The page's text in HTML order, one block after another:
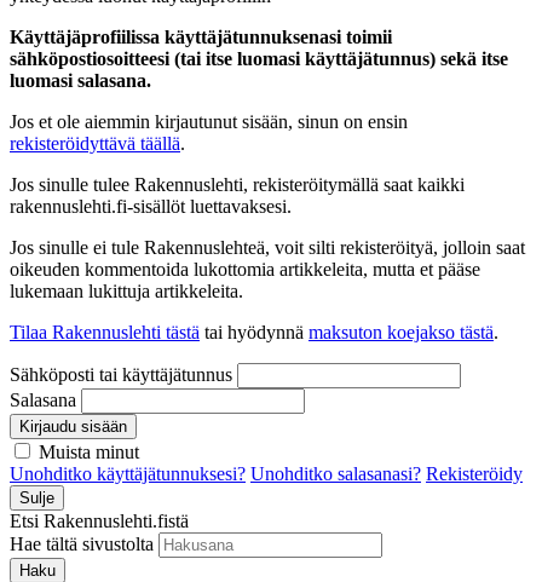
Käyttäjäprofiilissa käyttäjätunnuksenasi toimii
sähköpostiosoitteesi (tai itse luomasi käyttäjätunnus) sekä itse
luomasi salasana.
Jos et ole aiemmin kirjautunut sisään, sinun on ensin
rekisteröidyttävä täällä.
Jos sinulle tulee Rakennuslehti, rekisteröitymällä saat kaikki
rakennuslehti.fi-sisällöt luettavaksesi.
Jos sinulle ei tule Rakennuslehteä, voit silti rekisteröityä, jolloin saat
oikeuden kommentoida lukottomia artikkeleita, mutta et pääse
lukemaan lukittuja artikkeleita.
Tilaa Rakennuslehti tästä tai hyödynnä maksuton koejakso tästä.
Sähköposti tai käyttäjätunnus
Salasana
Kirjaudu sisään
Muista minut
Unohditko käyttäjätunnuksesi? Unohditko salasanasi? Rekisteröidy
Sulje
Etsi Rakennuslehti.fistä
Hae tältä sivustolta
Haku